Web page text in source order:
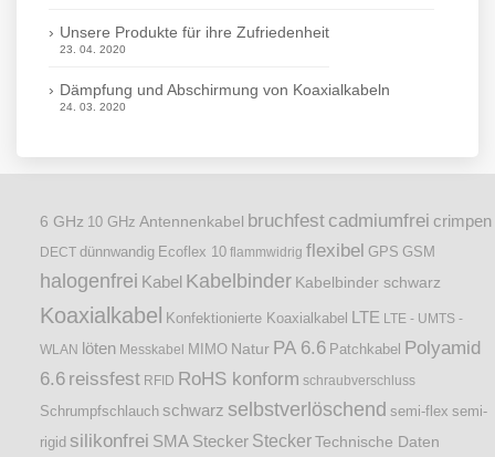
Unsere Produkte für ihre Zufriedenheit
23. 04. 2020
Dämpfung und Abschirmung von Koaxialkabeln
24. 03. 2020
6 GHz 10 GHz Antennenkabel bruchfest cadmiumfrei crimpen
DECT dünnwandig Ecoflex 10 flammwidrig flexibel GPS GSM
halogenfrei Kabel Kabelbinder Kabelbinder schwarz
Koaxialkabel Konfektionierte Koaxialkabel LTE LTE - UMTS -
WLAN löten Messkabel MIMO Natur PA 6.6 Patchkabel Polyamid
6.6 reissfest RFID RoHS konform schraubverschluss
Schrumpfschlauch schwarz selbstverlöschend semi-flex semi-
rigid silikonfrei SMA Stecker Stecker Technische Daten